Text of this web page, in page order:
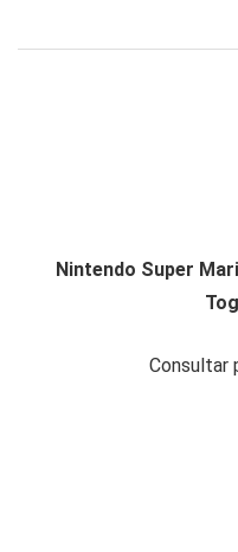
Nintendo Super
Consultar